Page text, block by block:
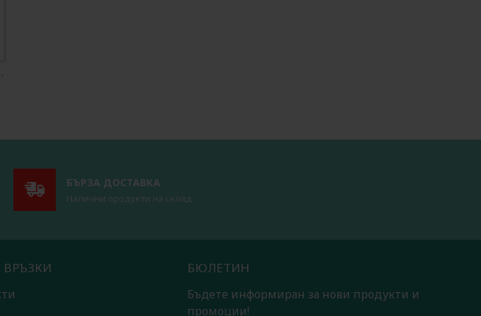
1600W/4оМ
БЪРЗА ДОСТАВКА
Налични продукти на склад
ВРЪЗКИ БЮЛЕТИН
Бъдете информиран за нови продукти и
промоции!